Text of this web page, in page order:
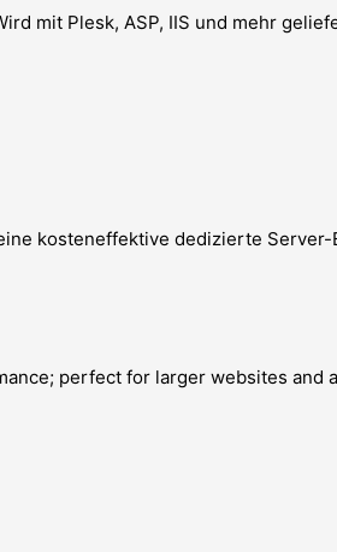
mit Plesk, ASP, IIS und mehr
kosteneffektive dedizierte Server-
perfect for larger websites and